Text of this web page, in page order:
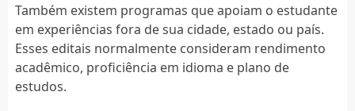
Também existem programas que apoiam o estudante
em experiências fora de sua cidade, estado ou país.
Esses editais normalmente consideram rendimento
acadêmico, proficiência em idioma e plano de
estudos.